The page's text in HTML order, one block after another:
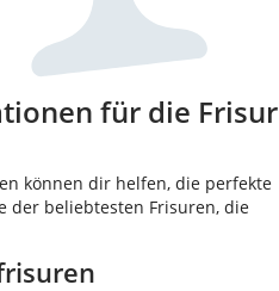
für die Frisur
können dir helfen, die perfekte
der beliebtesten Frisuren, die